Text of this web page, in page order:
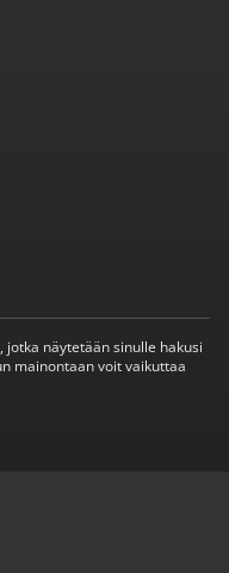
näytetään sinulle hakusi
mainontaan voit vaikuttaa